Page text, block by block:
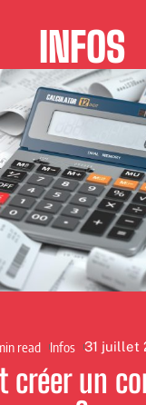
INFOS
read Infos 31 juillet
créer un